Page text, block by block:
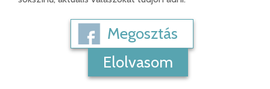
Megosztás
Elolvasom